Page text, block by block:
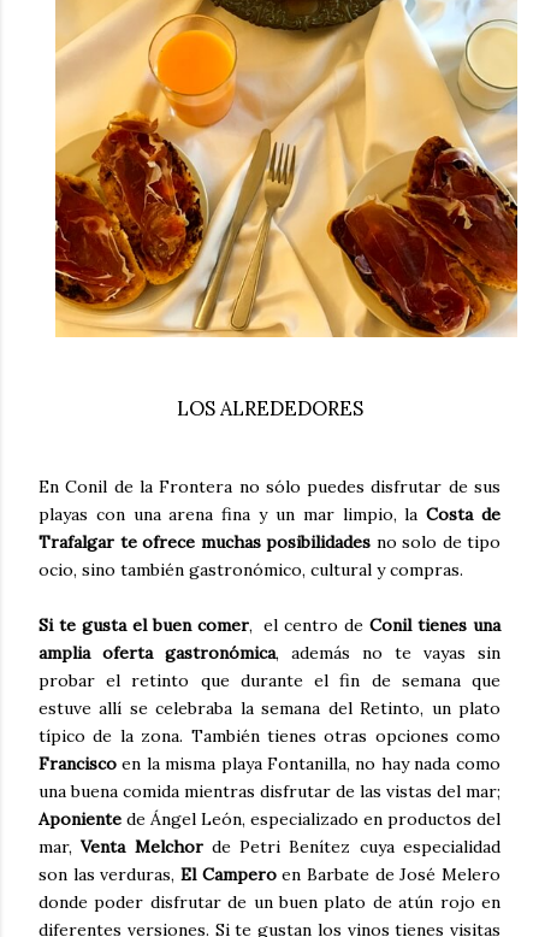
LOS ALREDEDORES
En Conil de la Frontera no sólo puedes disfrutar de sus
playas con una arena fina y un mar limpio, laCosta de
Trafalgar te ofrece muchas posibilidades no solo de tipo
ocio, sino también gastronómico, cultural y compras.
Si te gusta el buen comer, el centro deConil tienes una
amplia oferta gastronómica, además no te vayas sin
probar el retinto que durante el fin de semana que
estuve allí se celebraba la semana del Retinto, un plato
típico de la zona. También tienes otras opciones como
Francisco en la misma playa Fontanilla, no hay nada como
una buena comida mientras disfrutar de las vistas del mar;
Aponiente de Ángel León, especializado en productos del
mar,Venta Melchorde Petri Benítez cuya especialidad
son las verduras, El Camperoen Barbate de José Melero
donde poder disfrutar de un buen plato de atún rojo en
diferentes versiones. Si te gustan los vinos tienes visitas